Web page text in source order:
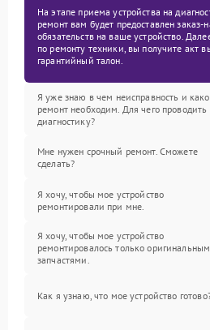
На этапе приема устройства на
ремонт вам будет предоставлен заказ-
обязательств на ваше устройство.
по ремонту техники, вы получите акт
гарантийный талон.
Я уже знаю в чем неисправность и
ремонт необходим. Для чего проводить
диагностику?
Мне нужен срочный ремонт. Сможете
сделать?
Я хочу, чтобы мое устройство
ремонтировали при мне.
Я хочу, чтобы мое устройство
ремонтировалось только
запчастями.
Как я узнаю, что мое устройство